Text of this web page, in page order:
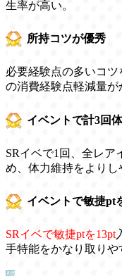
生率が高い。
所持コツが優秀
必要経験点の多いコ
の消費経験点軽減量が
イベントで計3回
SRイベで1回、全レア
め、体力維持をよりし
イベントで敏捷pt
SRイベで敏捷ptを13pt
手特能をかなり取りや